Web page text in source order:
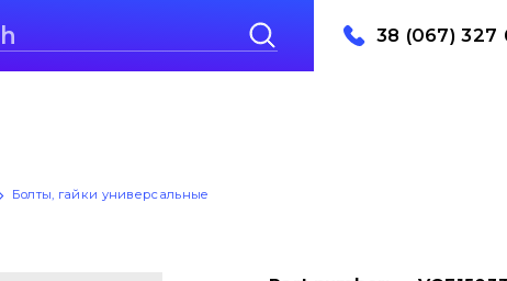
38 (067) 327
Болты, гайки универсальные